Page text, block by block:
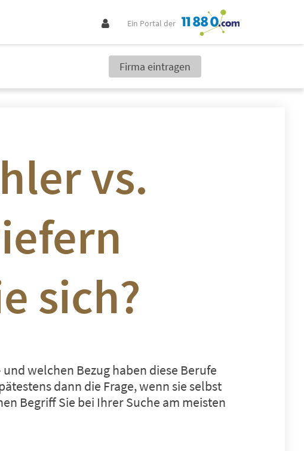
Ein Portal der
Firma eintragen
vs.
sich?
und welchen Bezug haben diese Berufe
dann die Frage, wenn sie selbst
Begriff Sie bei Ihrer Suche am meisten